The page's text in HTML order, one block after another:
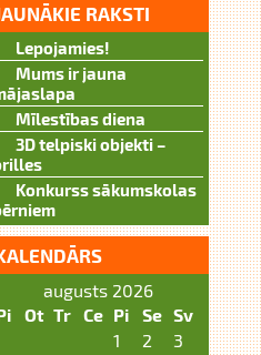
RAKSTI
Lepojamies!
Mums ir jauna
Mīlestības diena
3D telpiski objekti –
Konkurss sākumskolas
augusts 2026
Ot Tr Ce Pi Se Sv
1
2
3